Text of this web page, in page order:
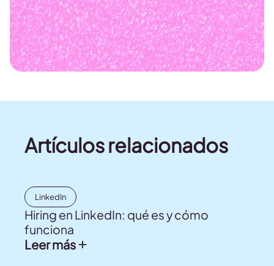
Artículos relacionados
LinkedIn
Hiring en LinkedIn: qué es y cómo
funciona
Leer más